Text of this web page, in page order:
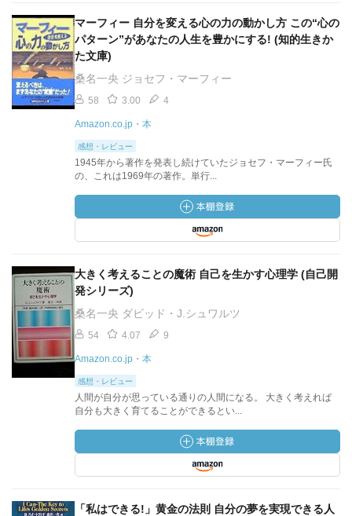
マーフィー 自分を変える心の力の動かし方 この“心の
パターン”があなたの人生を豊かにする! (知的生きか
た文庫)
桑名一央 ジョセフ・マーフィー
58 3.00 4
Amazon.co.jp・本
感想・レビュー
1945年から著作を発表し続けていたジョセフ・マーフィー氏
の、これは1969年の著作。単行...
大きく考えることの魔術 自己を生かす心理学 (自己開
発シリーズ)
桑名一央 ダビッド・J.シュワルツ
54 4.07 9
Amazon.co.jp・本
感想・レビュー
人間が自分が思っている通りの人間になる。 大きく考えれば
自分も大きく育てることができるとい...
「私はできる!」黄金の法則 自分の夢を実現できる人